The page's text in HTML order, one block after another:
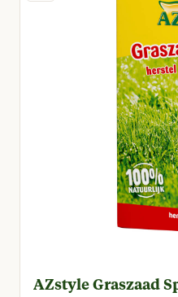
AZstyle Graszaad